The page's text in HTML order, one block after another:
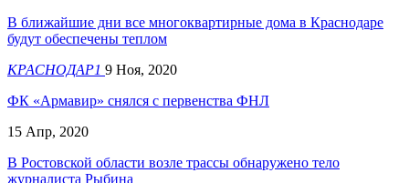
В ближайшие дни все многоквартирные дома в Краснодаре
будут обеспечены теплом
КРАСНОДАР1 9 Ноя, 2020
ФК «Армавир» снялся с первенства ФНЛ
15 Апр, 2020
В Ростовской области возле трассы обнаружено тело
журналиста Рыбина